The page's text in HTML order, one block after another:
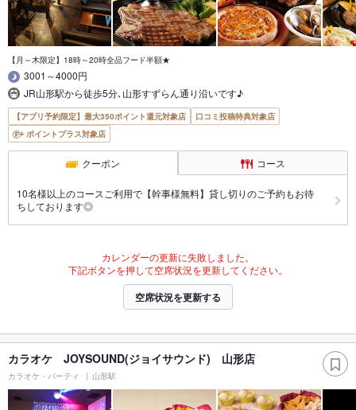
【月～木限定】18時～20時全品フード半額★
3001～4000円
JR山形駅から徒歩5分､山形すずらん通り沿いです♪
【アプリ予約限定】最大350ポイント還元対象店
口コミ投稿特典対象店
ポイントプラス対象店
クーポン コース
10名様以上のコースご利用で【幹事様無料】貸し切りのご予約もお待
ちしております◎
カレンダーの更新に失敗しました。
下記ボタンを押して空席状況を更新してください。
空席状況を更新する
カラオケ JOYSOUND(ジョイサウンド) 山形店
カラオケ・パーティ 山形駅